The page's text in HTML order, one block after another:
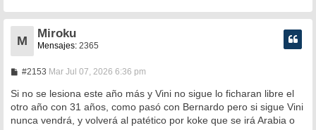
M
Miroku
Mensajes: 2365
#2153M
n
s
a
j
Mar Jul 07, 2026 6:36 pm
Si no se lesiona este año más y Vini no sigue lo ficharan libre el
otro año con 31 años, como pasó con Bernardo pero si sigue Vini
nunca vendrá, y volverá al patético por koke que se irá Arabia o